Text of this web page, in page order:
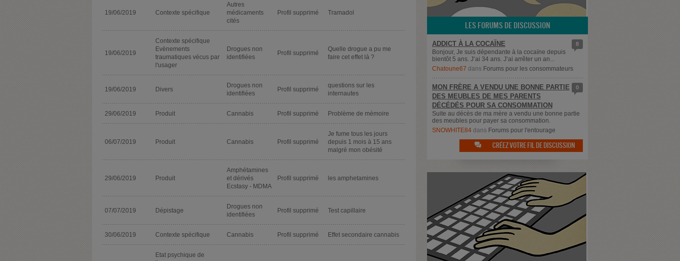
19/06/2019 Contexte spécifique
Autres
médicaments
cités
Profil supprimé Tramadol
19/06/2019
Contexte spécifique
Evènements
traumatiques vécus par
l'usager
Drogues non
identifiées
Profil supprimé
Quelle drogue a pu me
faire cet effet là ?
19/06/2019 Divers
Drogues non
identifiées
Profil supprimé
questions sur les
internautes
29/06/2019 Produit Cannabis Profil supprimé Problème de mémoire
06/07/2019 Produit Cannabis Profil supprimé
Je fume tous les jours
depuis 1 mois à 15 ans
malgré mon obésité
29/06/2019 Produit
Amphétamines
et dérivés
Ecstasy - MDMA
Profil supprimé les amphetamines
07/07/2019 Dépistage
Drogues non
identifiées
Profil supprimé Test capillaire
30/06/2019 Contexte spécifique Cannabis Profil supprimé Effet secondaire cannabis
Etat psychique de
LES FORUMS DE DISCUSSION
8
ADDICT À LA COCAÏNE
Bonjour, Je suis dépendante à la cocaïne depuis
bientôt 5 ans. J’ai 34 ans. J’ai arrêter un an...
Chatoune67 dans Forums pour les consommateurs
0
MON FRÈRE A VENDU UNE BONNE PARTIE
DES MEUBLES DE MES PARENTS
DÉCÉDÉS POUR SA CONSOMMATION
Suite au décès de ma mère a vendu une bonne partie
des meubles pour payer sa consommation.
SNOWHITE84dans Forums pour l'entourage
 CRÉEZ VOTRE FIL DE DISCUSSION